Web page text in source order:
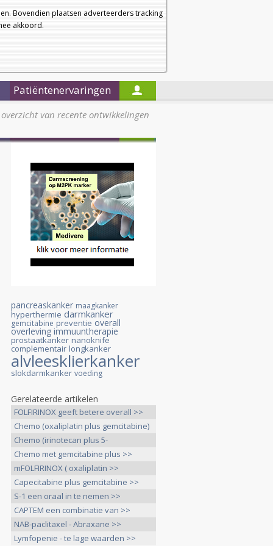
Bovendien plaatsen adverteerders tracking
akkoord.
a
a
Nieuwsbrief
Startpagina
Patiëntenervaringen
overzicht van recente ontwikkelingen
pancreaskanker maagkanker
hyperthermie darmkanker
gemcitabine preventie overall
overleving immuuntherapie
prostaatkanker nanoknife
complementair longkanker
alvleesklierkanker
slokdarmkanker voeding
Gerelateerde artikelen
FOLFIRINOX geeft betere overall >>
Chemo (oxaliplatin plus gemcitabine)
>>
Chemo (irinotecan plus 5-
FU/leucovorin >>
Chemo met gemcitabine plus >>
mFOLFIRINOX ( oxaliplatin >>
Capecitabine plus gemcitabine >>
S-1 een oraal in te nemen >>
CAPTEM een combinatie van >>
NAB-paclitaxel - Abraxane >>
Lymfopenie - te lage waarden >>